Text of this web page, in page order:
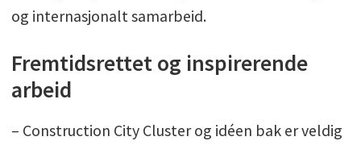
og internasjonalt samarbeid.
Fremtidsrettet og inspirerende
arbeid
– Construction City Cluster og idéen bak er veldig